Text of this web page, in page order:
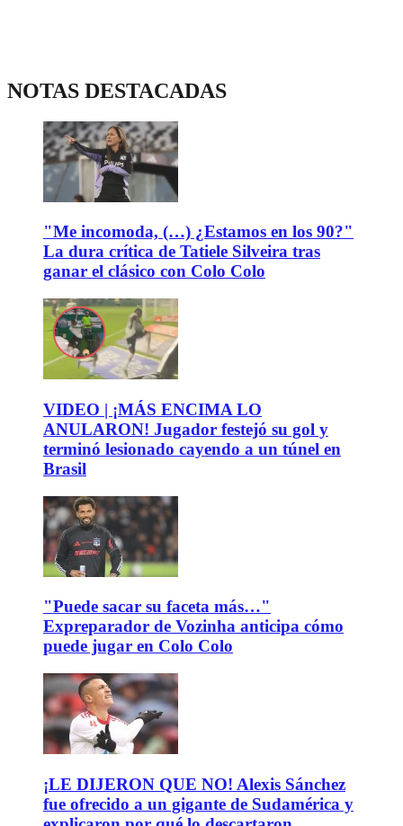
NOTAS DESTACADAS
"Me incomoda, (…) ¿Estamos en los 90?"
La dura crítica de Tatiele Silveira tras
ganar el clásico con Colo Colo
VIDEO | ¡MÁS ENCIMA LO
ANULARON! Jugador festejó su gol y
terminó lesionado cayendo a un túnel en
Brasil
"Puede sacar su faceta más…"
Expreparador de Vozinha anticipa cómo
puede jugar en Colo Colo
¡LE DIJERON QUE NO! Alexis Sánchez
fue ofrecido a un gigante de Sudamérica y